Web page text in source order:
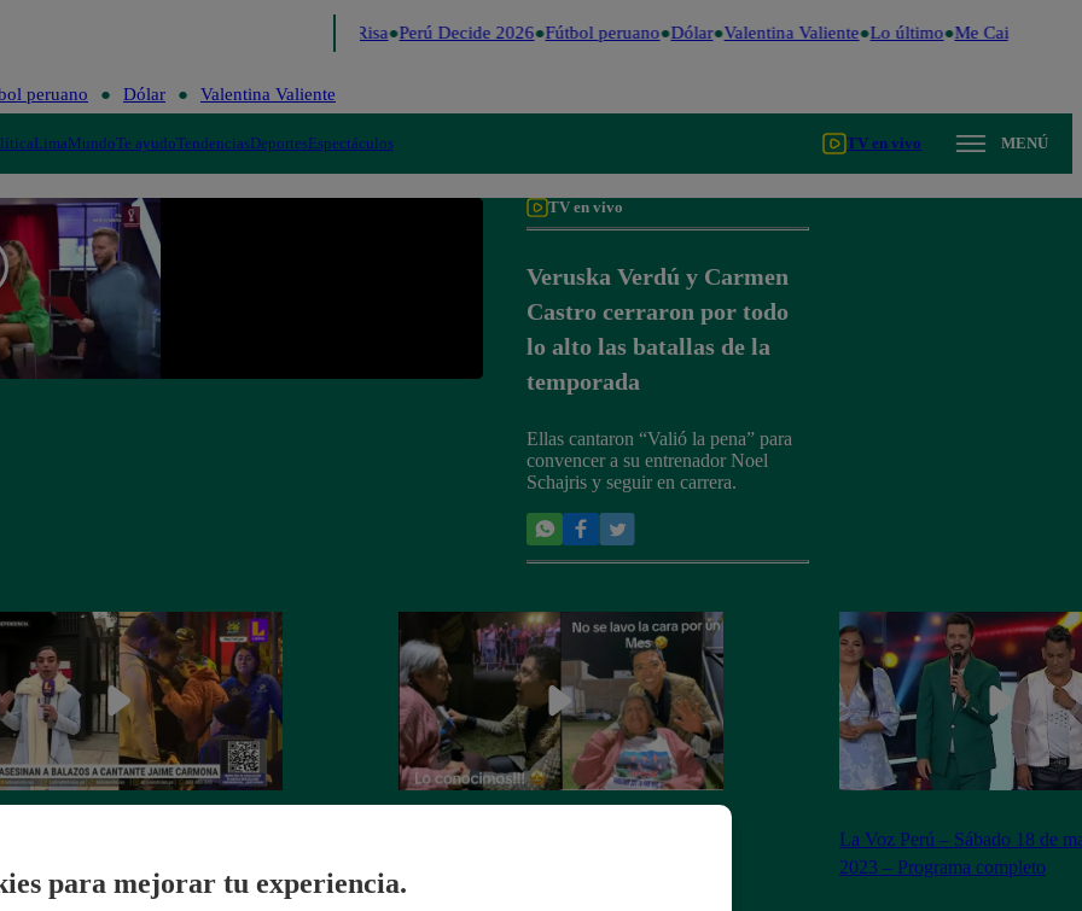
Me Caigo de Risa Perú Decide 2026 Fútbol peruano Dólar Valentina Valiente Lo último Me Caigo de Risa
peruano Dólar Valentina Valiente
LimaMundoTe ayudoTendenciasDeportesEspectáculos TV en vivo MENÚ
TV en vivo
Veruska Verdú y Carmen
Castro cerraron por todo
lo alto las batallas de la
temporada
Ellas cantaron “Valió la pena” para
convencer a su entrenador Noel
Schajris y seguir en carrera.
Voz Perú’
La Voz Perú – Sábado 18 de
2023 – Programa completo
para mejorar tu experiencia.